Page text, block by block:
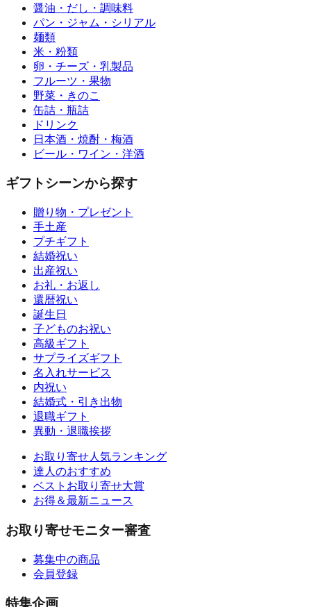
醤油・だし・調味料
パン・ジャム・シリアル
麺類
米・粉類
卵・チーズ・乳製品
フルーツ・果物
野菜・きのこ
缶詰・瓶詰
ドリンク
日本酒・焼酎・梅酒
ビール・ワイン・洋酒
ギフトシーンから探す
贈り物・プレゼント
手土産
プチギフト
結婚祝い
出産祝い
お礼・お返し
還暦祝い
誕生日
子どものお祝い
高級ギフト
サプライズギフト
名入れサービス
内祝い
結婚式・引き出物
退職ギフト
異動・退職挨拶
お取り寄せ人気ランキング
達人のおすすめ
ベストお取り寄せ大賞
お得＆最新ニュース
お取り寄せモニター審査
募集中の商品
会員登録
特集企画